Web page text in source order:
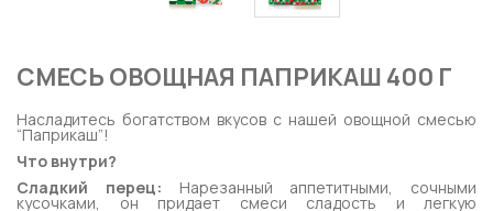
СМЕСЬ ОВОЩНАЯ ПАПРИКАШ 400 Г
Насладитесь богатством вкусов с нашей овощной смесью
“Паприкаш”!
Что внутри?
Сладкий перец: Нарезанный аппетитными, сочными
кусочками, он придает смеси сладость и легкую